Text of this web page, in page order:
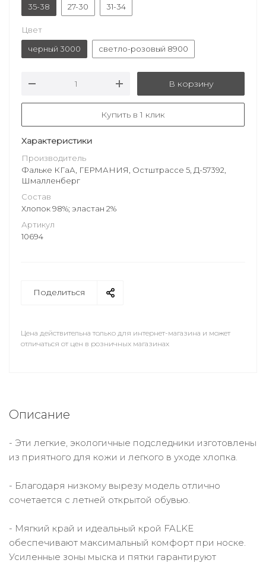
35-38
27-30 31-34
Цвет
черный 3000
светло-розовый 8900
В корзину
Купить в 1 клик
Характеристики
Производитель
Фальке КГаА, ГЕРМАНИЯ, Остштрассе 5, Д-57392,
Шмалленберг
Состав
Хлопок 98%; эластан 2%
Артикул
10694
Поделиться
Цена действительна только для интернет-магазина и может
отличаться от цен в розничных магазинах
Описание
- Эти легкие, экологичные подследники изготовлены
из приятного для кожи и легкого в уходе хлопка.
- Благодаря низкому вырезу модель отлично
сочетается с летней открытой обувью.
- Мягкий край и идеальный крой FALKE
обеспечивают максимальный комфорт при носке.
Усиленные зоны мыска и пятки гарантируют